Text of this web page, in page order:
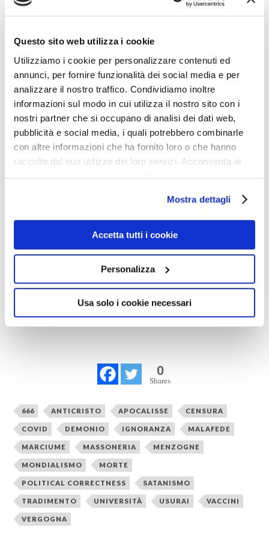
Questo sito web utilizza i cookie
Utilizziamo i cookie per personalizzare contenuti ed
annunci, per fornire funzionalità dei social media e per
analizzare il nostro traffico. Condividiamo inoltre
informazioni sul modo in cui utilizza il nostro sito con i
nostri partner che si occupano di analisi dei dati web,
pubblicità e social media, i quali potrebbero combinarle
con altre informazioni che ha fornito loro o che hanno
raccolto dal suo utilizzo dei loro servizi. Acconsenta ai
nostri cookie se continua ad utilizzare il nostro sito web.
Mostra dettagli
Accetta tutti i cookie
Personalizza
Usa solo i cookie necessari
ignoranza.
Hitler, dall’inferno, approva e benedice.
0
Shares
666 ANTICRISTO APOCALISSE CENSURA
COVID DEMONIO IGNORANZA MALAFEDE
MARCIUME MASSONERIA MENZOGNE
MONDIALISMO MORTE
POLITICAL CORRECTNESS SATANISMO
TRADIMENTO UNIVERSITÀ USURAI VACCINI
VERGOGNA